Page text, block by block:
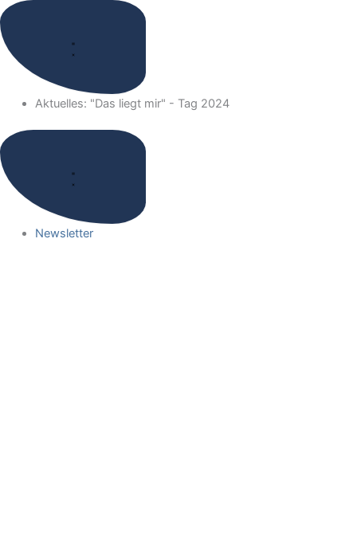
Zum
Inhalt
springen
Aktuelles: "Das liegt mir" - Tag 2024
Newsletter